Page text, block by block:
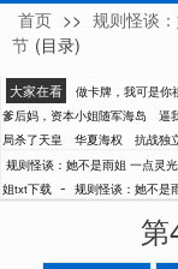
一点灵光种华阳
首页 >> 规则怪谈
节 (目录)
大家在看 做卡牌，我可是你
爹后妈，资本小姐随军海岛
逼
局杀了天皇
华夏海权 抗战独
规则怪谈：她不是雨姐 一点灵
姐txt下载 - 规则怪谈：她不是